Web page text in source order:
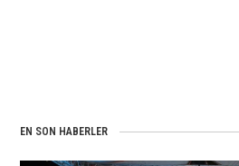
EN SON HABERLER